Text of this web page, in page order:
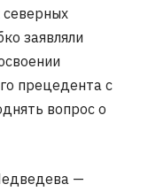
северных
заявляли
прецедента с
вопрос о
—